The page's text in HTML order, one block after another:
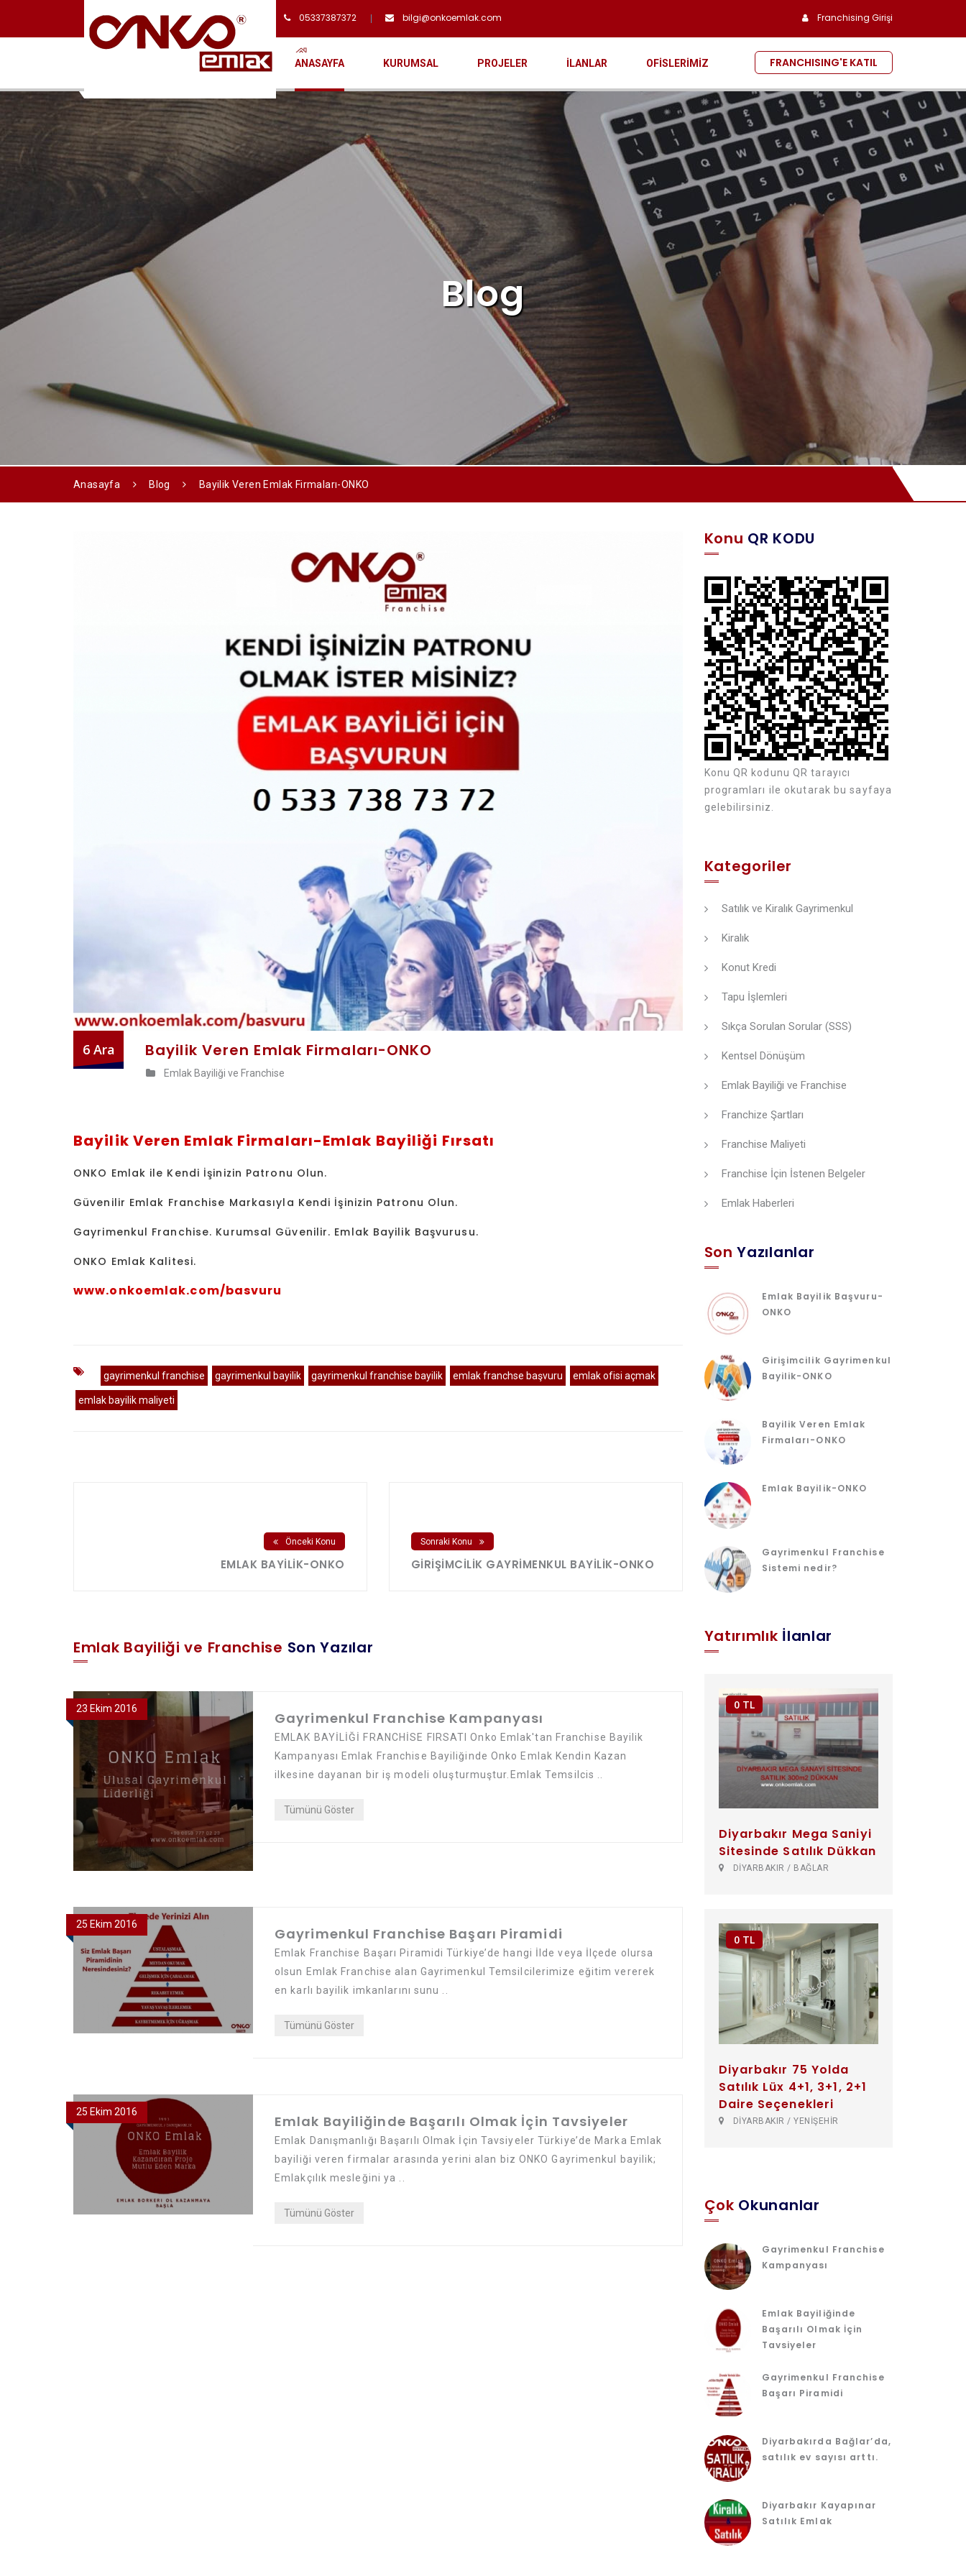
05337387372 bilgi@onkoemlak.com Franchising Girişi
ANASAYFA KURUMSAL PROJELER İLANLAR OFİSLERİMİZ FRANCHISING'E KATIL
Blog
Anasayfa Blog Bayilik Veren Emlak Firmaları-ONKO
6 Ara Bayilik Veren Emlak Firmaları-ONKO
Emlak Bayiliği ve Franchise
Bayilik Veren Emlak Firmaları-Emlak Bayiliği Fırsatı
ONKO Emlak ile Kendi İşinizin Patronu Olun.
Güvenilir Emlak Franchise Markasıyla Kendi İşinizin Patronu Olun.
Gayrimenkul Franchise. Kurumsal Güvenilir. Emlak Bayilik Başvurusu.
ONKO Emlak Kalitesi.
www.onkoemlak.com/basvuru
gayrimenkul franchise gayrimenkul bayilik gayrimenkul franchise bayilik emlak franchse başvuru emlak ofisi açmak
emlak bayilik maliyeti
Önceki Konu
EMLAK BAYILIK-ONKO
Sonraki Konu
GIRIŞIMCILIK GAYRIMENKUL BAYILIK-ONKO
Emlak Bayiliği ve Franchise Son Yazılar
23 Ekim 2016
Gayrimenkul Franchise Kampanyası
EMLAK BAYİLİĞİ FRANCHİSE FIRSATI Onko Emlak'tan Franchise Bayilik
Kampanyası Emlak Franchise Bayiliğinde Onko Emlak Kendin Kazan
ilkesine dayanan bir iş modeli oluşturmuştur.Emlak Temsilcis ..
Tümünü Göster
25 Ekim 2016
Gayrimenkul Franchise Başarı Piramidi
Emlak Franchise Başarı Piramidi Türkiye’de hangi İlde veya İlçede olursa
olsun Emlak Franchise alan Gayrimenkul Temsilcilerimize eğitim vererek
en karlı bayilik imkanlarını sunu ..
Tümünü Göster
25 Ekim 2016
Emlak Bayiliğinde Başarılı Olmak İçin Tavsiyeler
Emlak Danışmanlığı Başarılı Olmak İçin Tavsiyeler Türkiye’de Marka Emlak
bayiliği veren firmalar arasında yerini alan biz ONKO Gayrimenkul bayilik;
Emlakçılık mesleğini ya ..
Tümünü Göster
Konu QR KODU
Konu QR kodunu QR tarayıcı
programları ile okutarak bu sayfaya
gelebilirsiniz.
Kategoriler
Satılık ve Kiralık Gayrimenkul
Kiralık
Konut Kredi
Tapu İşlemleri
Sıkça Sorulan Sorular (SSS)
Kentsel Dönüşüm
Emlak Bayiliği ve Franchise
Franchize Şartları
Franchise Maliyeti
Franchise İçin İstenen Belgeler
Emlak Haberleri
SonYazılanlar
Emlak Bayilik Başvuru-
ONKO
Girişimcilik Gayrimenkul
Bayilik-ONKO
Bayilik Veren Emlak
Firmaları-ONKO
Emlak Bayilik-ONKO
Gayrimenkul Franchise
Sistemi nedir?
Yatırımlık İlanlar
0 TL
Diyarbakır Mega Saniyi
Sitesinde Satılık Dükkan
DİYARBAKIR / BAĞLAR
0 TL
Diyarbakır 75 Yolda
Satılık Lüx 4+1, 3+1, 2+1
Daire Seçenekleri
DİYARBAKIR / YENİŞEHİR
Çok Okunanlar
Gayrimenkul Franchise
Kampanyası
Emlak Bayiliğinde
Başarılı Olmak İçin
Tavsiyeler
Gayrimenkul Franchise
Başarı Piramidi
Diyarbakırda Bağlar’da,
satılık ev sayısı arttı.
Diyarbakır Kayapınar
Satılık Emlak